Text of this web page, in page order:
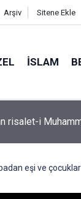
Arşiv Sitene Ekle
İSLAM
ormanları
eşi ve